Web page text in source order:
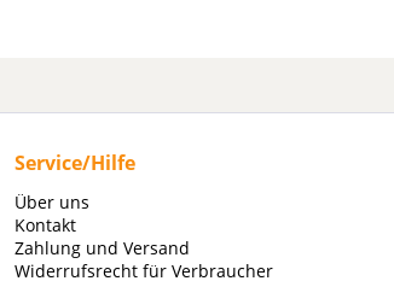
Service/Hilfe
Über uns
Kontakt
Zahlung und Versand
Widerrufsrecht für Verbraucher